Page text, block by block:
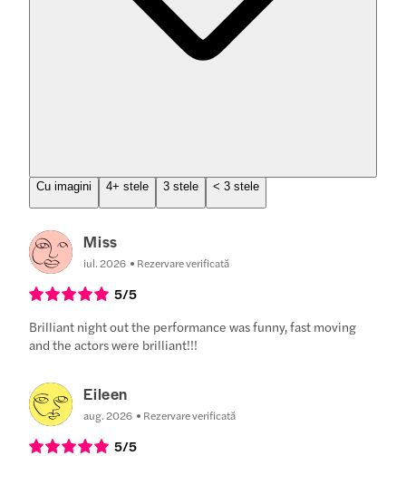
Cu imagini 4+ stele 3 stele < 3 stele
Miss
iul. 2026 Rezervare verificată
5/5
Brilliant night out the performance was funny, fast moving
and the actors were brilliant!!!
Eileen
aug. 2026 Rezervare verificată
5/5